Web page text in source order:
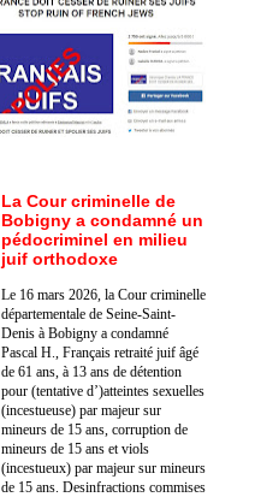
La Cour criminelle de
Bobigny a condamné un
pédocriminel en milieu
juif orthodoxe
Le 16 mars 2026, la Cour criminelle
départementale de Seine-Saint-
Denis à Bobigny a condamné
Pascal H., Français retraité juif âgé
de 61 ans, à 13 ans de détention
pour (tentative d’)atteintes sexuelles
(incestueuse) par majeur sur
mineurs de 15 ans, corruption de
mineurs de 15 ans et viols
(incestueux) par majeur sur mineurs
de 15 ans. Desinfractions commises